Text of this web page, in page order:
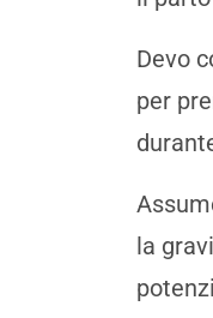
Devo
per
la